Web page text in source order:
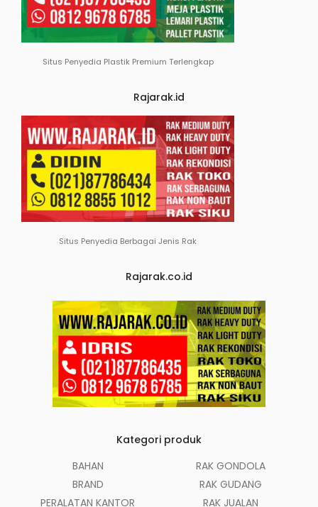
Situs Penyedia Plastik Premium Terlengkap
Rajarak.id
Situs Penyedia Berbagai Jenis Rak
Rajarak.co.id
Kategori produk
BAHAN
BRAND
PERALATAN KANTOR
RAK GONDOLA
RAK GUDANG
RAK JUALAN